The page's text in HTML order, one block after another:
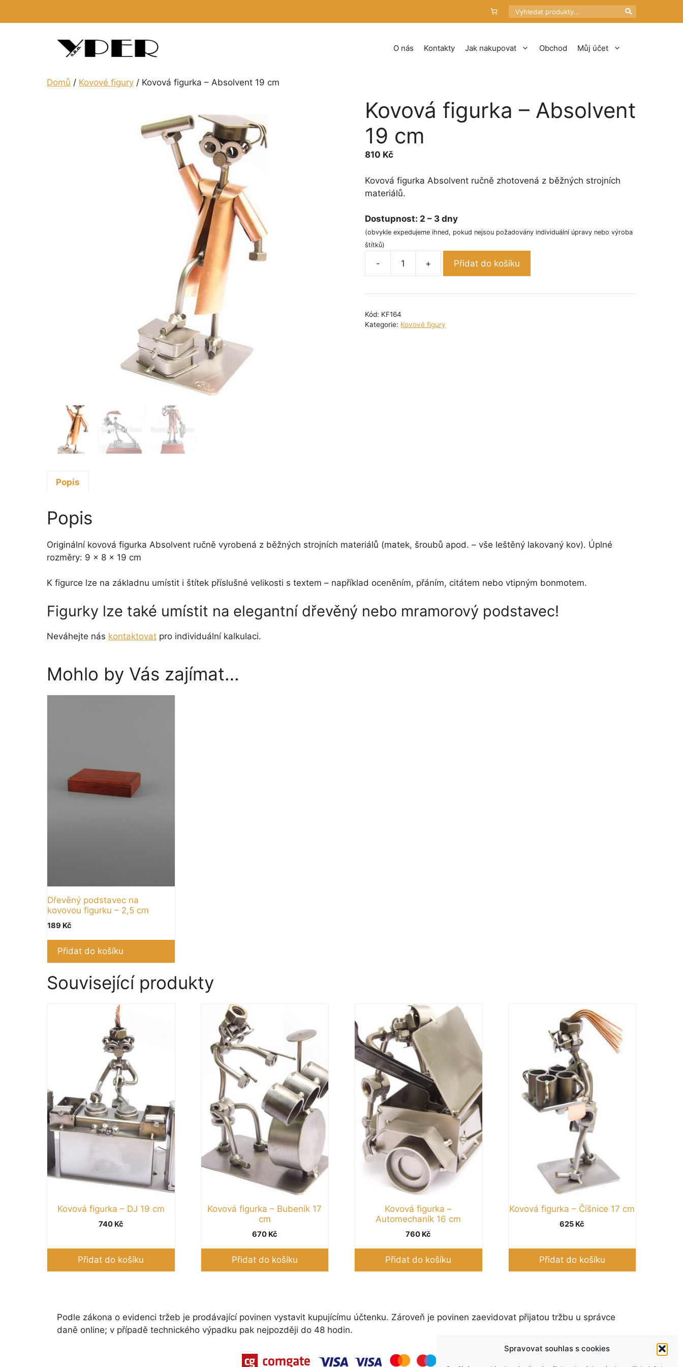
Spravovat souhlas s cookies
Hledat
O nás Kontakty Jak nakupovat Obchod Můj účet
Domů / Kovové figury / Kovová figurka – Absolvent 19 cm
Kovová figurka – Absolvent
19 cm
810 Kč
Kovová figurka Absolvent ručně zhotovená z běžných strojních
materiálů.
Dostupnost: 2 – 3 dny
(obvykle expedujeme ihned, pokud nejsou požadovány individuální úpravy nebo výroba
štítků)
-
-
19
+ Přidat do košíku
Kód: KF164
Kategorie: Kovové figury
Popis
Popis
Originální kovová figurka Absolvent ručně vyrobená z běžných strojních materiálů (matek, šroubů apod. – vše leštěný lakovaný kov). Úplné
rozměry: 9 x 8 x 19 cm
K figurce lze na základnu umístit i štítek příslušné velikosti s textem – například oceněním, přáním, citátem nebo vtipným bonmotem.
Figurky lze také umístit na elegantní dřevěný nebo mramorový podstavec!
Neváhejte nás kontaktovat pro individuální kalkulaci.
Mohlo by Vás zajímat…
Dřevěný podstavec na
kovovou figurku – 2,5 cm
189 Kč
Přidat do košíku
Související produkty
Kovová figurka – DJ 19 cm
740 Kč
Přidat do košíku
Kovová figurka – Bubeník 17
cm
670 Kč
Přidat do košíku
Kovová figurka –
Automechanik 16 cm
760 Kč
Přidat do košíku
Kovová figurka – Číšnice 17 cm
625 Kč
Přidat do košíku
Podle zákona o evidenci tržeb je prodávající povinen vystavit kupujícímu účtenku. Zároveň je povinen zaevidovat přijatou tržbu u správce
daně online; v případě technického výpadku pak nejpozději do 48 hodin.